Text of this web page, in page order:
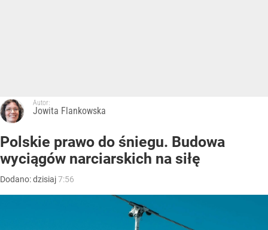
Autor:
Jowita Flankowska
Polskie prawo do śniegu. Budowa
wyciągów narciarskich na siłę
Dodano:dzisiaj7:56